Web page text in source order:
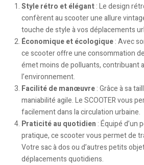
Style rétro et élégant: Le design
confèrent au scooter une allure
touche de style à vos déplacements
Économique et écologique: Avec
ce scooter offre une consommation
émet moins de polluants, contribuant
l’environnement.
Facilité de manœuvre: Grâce à sa
maniabilité agile. Le SCOOTER vous
facilement dans la circulation urbaine.
Praticité au quotidien : Équipé d’un
pratique, ce scooter vous permet de
Votre sac à dos ou d’autres petits
déplacements quotidiens.